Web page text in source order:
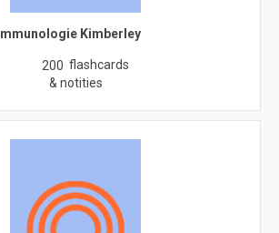
Immunologie Kimberley
200 flashcards
& notities